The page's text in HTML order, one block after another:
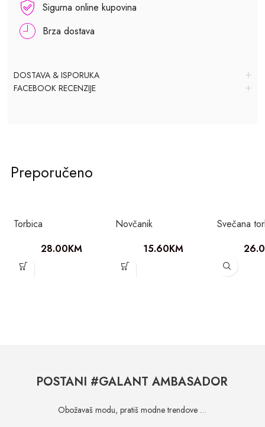
Sigurna online kupovina
Brza dostava
DOSTAVA & ISPORUKA
FACEBOOK RECENZIJE
Preporučeno
Torbica
28.00KM
Novčanik
15.60KM
Svečana
POSTANI #GALANT AMBASADOR
Obožavaš modu, pratiš modne trendove …